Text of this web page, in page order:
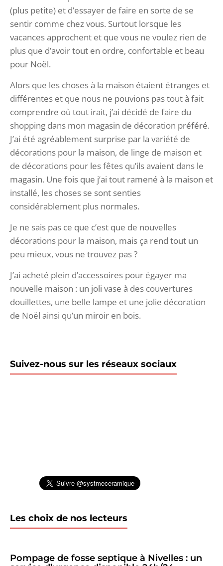
(plus petite) et d’essayer de faire en sorte de se
sentir comme chez vous. Surtout lorsque les
vacances approchent et que vous ne voulez rien de
plus que d’avoir tout en ordre, confortable et beau
pour Noël.
Alors que les choses à la maison étaient étranges et
différentes et que nous ne pouvions pas tout à fait
comprendre où tout irait, j’ai décidé de faire du
shopping dans mon magasin de décoration préféré.
J’ai été agréablement surprise par la variété de
décorations pour la maison, de linge de maison et
de décorations pour les fêtes qu’ils avaient dans le
magasin. Une fois que j’ai tout ramené à la maison et
installé, les choses se sont senties
considérablement plus normales.
Je ne sais pas ce que c’est que de nouvelles
décorations pour la maison, mais ça rend tout un
peu mieux, vous ne trouvez pas ?
J’ai acheté plein d’accessoires pour égayer ma
nouvelle maison : un joli vase à des couvertures
douillettes, une belle lampe et une jolie décoration
de Noël ainsi qu’un miroir en bois.
Suivez-nous sur les réseaux sociaux
Les choix de nos lecteurs
Pompage de fosse septique à Nivelles : un